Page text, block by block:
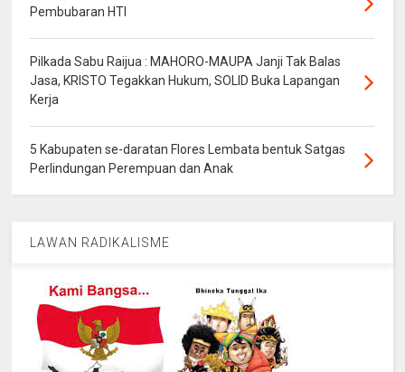
Pembubaran HTI
Pilkada Sabu Raijua : MAHORO-MAUPA Janji Tak Balas
Jasa, KRISTO Tegakkan Hukum, SOLID Buka Lapangan
Kerja
5 Kabupaten se-daratan Flores Lembata bentuk Satgas
Perlindungan Perempuan dan Anak
LAWAN RADIKALISME